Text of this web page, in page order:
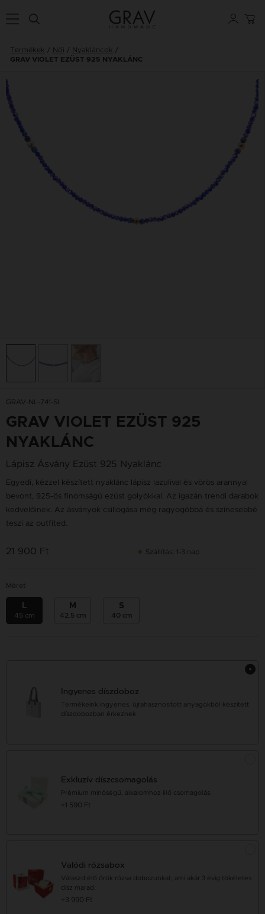
Termékek Női Nyakláncok
GRAV VIOLET EZÜST 925 NYAKLÁNC
GRAV-NL-741-SI
GRAV VIOLET EZÜST 925
NYAKLÁNC
Lápisz Ásvány Ezüst 925 Nyaklánc
Egyedi, kézzel készített nyaklánc lápisz lazulival és vörös arannyal
bevont, 925-ös finomságú ezüst golyókkal. Az igazán trendi darabok
kedvelőinek. Az ásványok csillogása még ragyogóbbá és színesebbé
teszi az outfited.
21 900 Ft Szállítás: 1-3 nap
Méret
L
45 cm
M
42.5 cm
S
40 cm
Ingyenes díszdoboz
Termékeink ingyenes, újrahasznosított anyagokból készített
díszdobozban érkeznek
Exkluzív díszcsomagolás
Prémium minőségű, alkalomhoz illő csomagolás.
+1 590 Ft
Valódi rózsabox
Válaszd élő örök rózsa dobozunkat, ami akár 3 évig tökéletes
dísz marad.
+3 990 Ft